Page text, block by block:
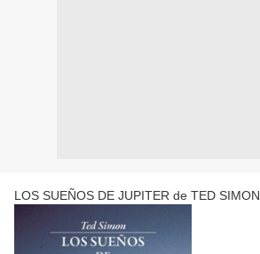
LOS SUEÑOS DE JUPITER de TED SIMON